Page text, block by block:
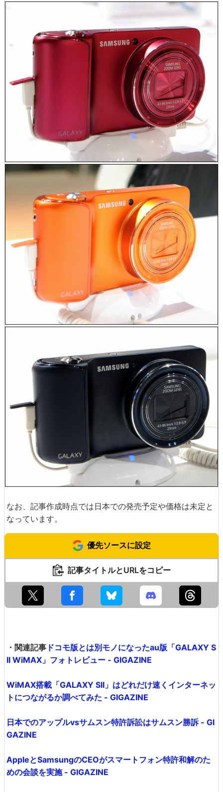
なお、記事作成時点では日本での発売予定や価格は未定と
なっています。
優先ソースに設定
記事タイトルとURLをコピー
・関連記事 ドコモ版とは別モノになったau版「GALAXY S
II WiMAX」フォトレビュー - GIGAZINE
WiMAX搭載「GALAXY SII」はどれだけ速くインターネッ
トにつながるか調べてみた - GIGAZINE
日本でのアップルvsサムスン特許訴訟はサムスン勝訴 - GI
GAZINE
AppleとSamsungのCEOがスマートフォン特許和解のた
めの会談を実施 - GIGAZINE